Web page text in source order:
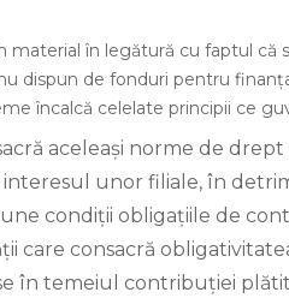
în legătură cu faptul că
dispun de fonduri pentru
încalcă celelate principii ce
aceleași norme de
unor filiale, în
condiții obligațiile de
care consacră
în temeiul contribuției